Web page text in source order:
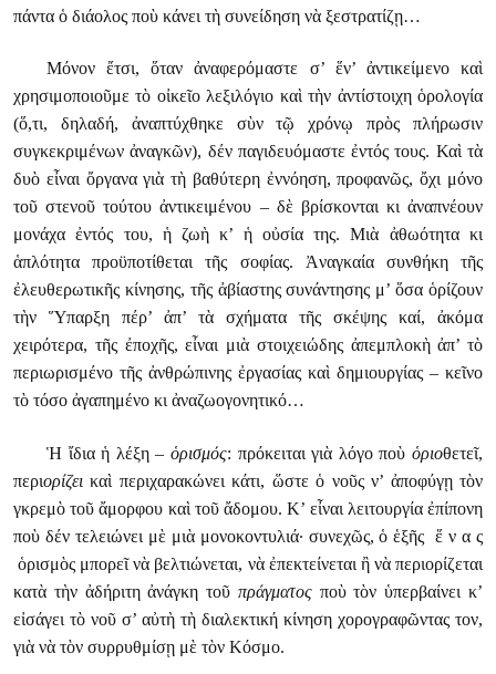
πάντα ὁ διάολος ποὺ κάνει τὴ συνείδηση νὰ ξεστρατίζῃ…
Μόνον ἔτσι, ὅταν ἀναφερόμαστε σ’ ἕν’ ἀντικείμενο καὶ
χρησιμοποιοῦμε τὸ οἰκεῖο λεξιλόγιο καὶ τὴν ἀντίστοιχη ὁρολογία
(ὅ,τι, δηλαδή, ἀναπτύχθηκε σὺν τῷ χρόνῳ πρὸς πλήρωσιν
συγκεκριμένων ἀναγκῶν), δέν παγιδευόμαστε ἐντός τους. Καὶ τὰ
δυὸ εἶναι ὄργανα γιὰ τὴ βαθύτερη ἐννόηση, προφανῶς, ὄχι μόνο
τοῦ στενοῦ τούτου ἀντικειμένου – δὲ βρίσκονται κι ἀναπνέουν
μονάχα ἐντός του, ἡ ζωὴ κ’ ἡ οὐσία της. Μιὰ ἀθωότητα κι
ἁπλότητα προϋποτίθεται τῆς σοφίας. Ἀναγκαία συνθήκη τῆς
ἐλευθερωτικῆς κίνησης, τῆς ἀβίαστης συνάντησης μ’ ὅσα ὁρίζουν
τὴν Ὕπαρξη πέρ’ ἀπ’ τὰ σχήματα τῆς σκέψης καί, ἀκόμα
χειρότερα, τῆς ἐποχῆς, εἶναι μιὰ στοιχειώδης ἀπεμπλοκὴ ἀπ’ τὸ
περιωρισμένο τῆς ἀνθρώπινης ἐργασίας καὶ δημιουργίας – κεῖνο
τὸ τόσο ἀγαπημένο κι ἀναζωογονητικό…
Ἡ ἴδια ἡ λέξη – ὁρισμός: πρόκειται γιὰ λόγο ποὺ ὁριοθετεῖ,
περιορίζει καὶ περιχαρακώνει κάτι, ὥστε ὁ νοῦς ν’ ἀποφύγῃ τὸν
γκρεμὸ τοῦ ἄμορφου καὶ τοῦ ἄδομου. Κ’ εἶναι λειτουργία ἐπίπονη
ποὺ δέν τελειώνει μὲ μιὰ μονοκοντυλιά· συνεχῶς, ὁ ἑξῆς ἕ ν α ς
ὁρισμὸς μπορεῖ νὰ βελτιώνεται, νὰ ἐπεκτείνεται ἢ νὰ περιορίζεται
κατὰ τὴν ἀδήριτη ἀνάγκη τοῦ πράγματοςποὺ τὸν ὑπερβαίνει κ’
εἰσάγει τὸ νοῦ σ’ αὐτὴ τὴ διαλεκτική κίνηση χορογραφῶντας τον,
γιὰ νὰ τὸν συρρυθμίσῃ μὲ τὸν Κόσμο.